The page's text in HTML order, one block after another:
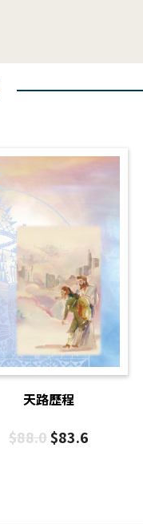
天路歷程
$88.0$83.6